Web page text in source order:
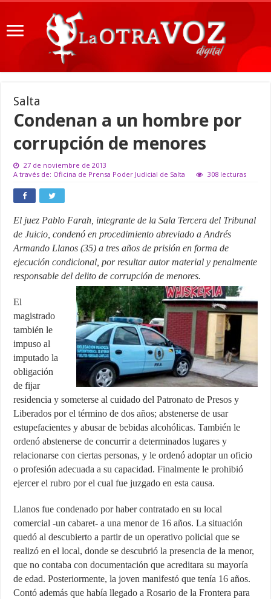
Salta
Condenan a un hombre por
corrupción de menores
27 de noviembre de 2013
A través de: Oficina de Prensa Poder Judicial de Salta
308 lecturas
El juez Pablo Farah, integrante de la Sala Tercera del Tribunal
de Juicio, condenó en procedimiento abreviado a Andrés
Armando Llanos (35) a tres años de prisión en forma de
ejecución condicional, por resultar autor material y penalmente
responsable del delito de corrupción de menores.
El
magistrado
también le
impuso al
imputado la
obligación
de fijar
residencia y someterse al cuidado del Patronato de Presos y
Liberados por el término de dos años; abstenerse de usar
estupefacientes y abusar de bebidas alcohólicas. También le
ordenó abstenerse de concurrir a determinados lugares y
relacionarse con ciertas personas, y le ordenó adoptar un oficio
o profesión adecuada a su capacidad. Finalmente le prohibió
ejercer el rubro por el cual fue juzgado en esta causa.
Llanos fue condenado por haber contratado en su local
comercial -un cabaret- a una menor de 16 años. La situación
quedó al descubierto a partir de un operativo policial que se
realizó en el local, donde se descubrió la presencia de la menor,
que no contaba con documentación que acreditara su mayoría
de edad. Posteriormente, la joven manifestó que tenía 16 años.
Contó además que había llegado a Rosario de la Frontera para